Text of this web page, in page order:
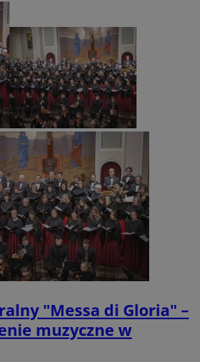
"Messa di Gloria" –
muzyczne w